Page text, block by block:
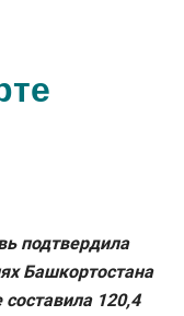
подтвердила
Башкортостана
120,4